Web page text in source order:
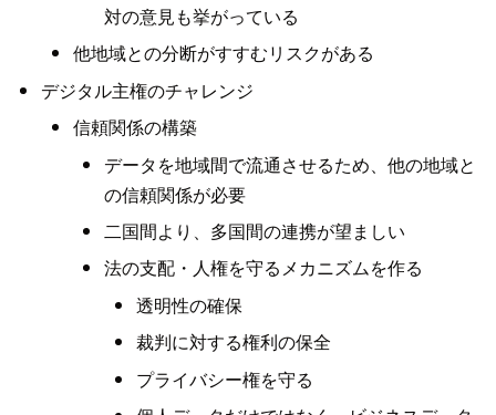
対の意見も挙がっている
他地域との分断がすすむリスクがある
デジタル主権のチャレンジ
信頼関係の構築
データを地域間で流通させるため、他の地域と
の信頼関係が必要
二国間より、多国間の連携が望ましい
法の支配・人権を守るメカニズムを作る
透明性の確保
裁判に対する権利の保全
プライバシー権を守る